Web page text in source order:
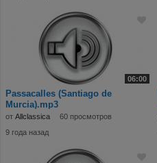
06:00
Passacalles (Santiago de
Murcia).mp3
от Allclassica
60 просмотров
9 года назад